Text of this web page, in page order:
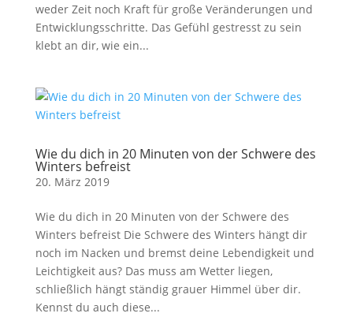
weder Zeit noch Kraft für große Veränderungen und
Entwicklungsschritte. Das Gefühl gestresst zu sein
klebt an dir, wie ein...
Wie du dich in 20 Minuten von der Schwere des
Winters befreist
20. März 2019
Wie du dich in 20 Minuten von der Schwere des
Winters befreist Die Schwere des Winters hängt dir
noch im Nacken und bremst deine Lebendigkeit und
Leichtigkeit aus? Das muss am Wetter liegen,
schließlich hängt ständig grauer Himmel über dir.
Kennst du auch diese...